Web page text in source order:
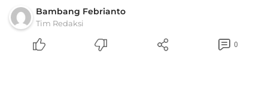
Bambang Febrianto
Tim Redaksi
0